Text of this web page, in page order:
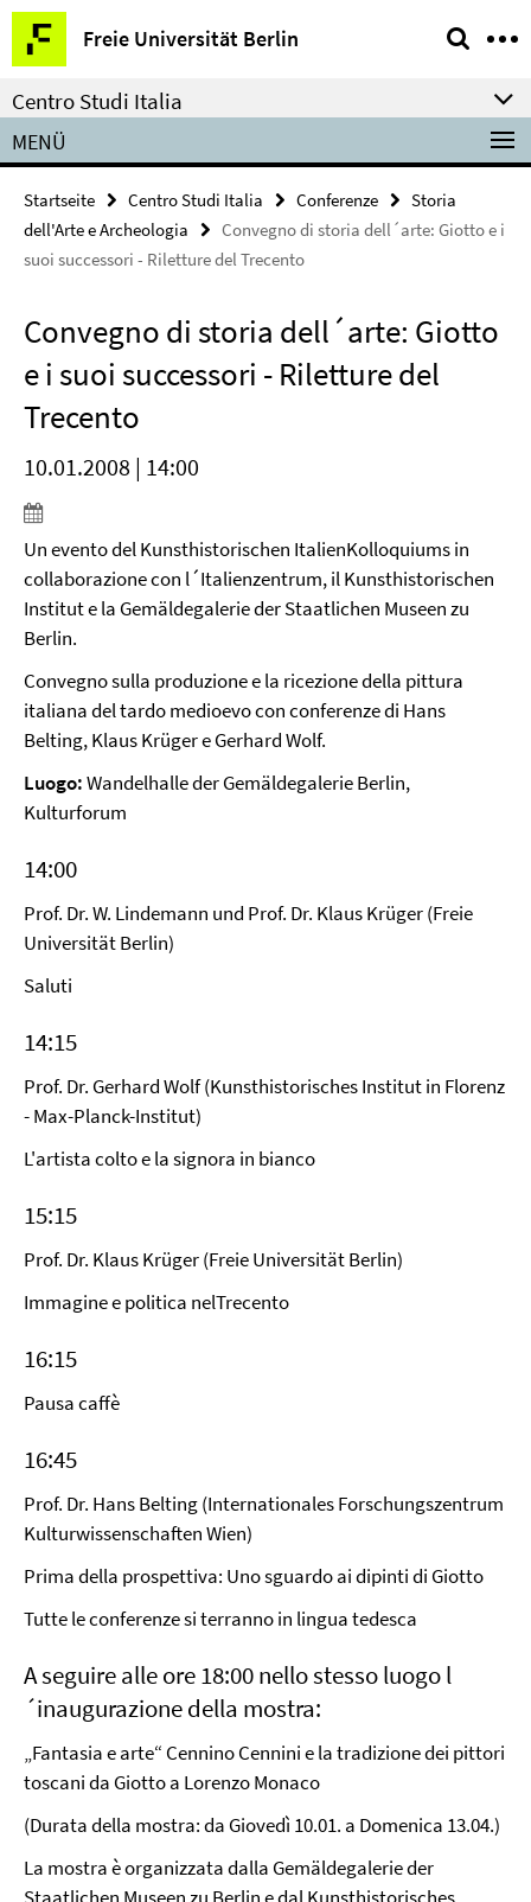
Springe
direkt
zu
Inhalt
Freie Universität Berlin
Service-
Navigation
Centro Studi Italia
MENÜ
Startseite Centro Studi Italia Conferenze
Storia
dell'Arte e Archeologia
Convegno di storia dell´arte: Giotto e i
suoi successori - Riletture del Trecento
Convegno di storia dell´arte: Giotto
e i suoi successori - Riletture del
Trecento
10.01.2008 | 14:00
Un evento del Kunsthistorischen ItalienKolloquiums in
collaborazione con l´Italienzentrum, il Kunsthistorischen
Institut e la Gemäldegalerie der Staatlichen Museen zu
Berlin.
Convegno sulla produzione e la ricezione della pittura
italiana del tardo medioevo con conferenze di Hans
Belting, Klaus Krüger e Gerhard Wolf.
Luogo:Wandelhalle der Gemäldegalerie Berlin,
Kulturforum
14:00
Prof. Dr. W. Lindemann und Prof. Dr. Klaus Krüger (Freie
Universität Berlin)
Saluti
14:15
Prof. Dr. Gerhard Wolf (Kunsthistorisches Institut in Florenz
- Max-Planck-Institut)
L'artista colto e la signora in bianco
15:15
Prof. Dr. Klaus Krüger (Freie Universität Berlin)
Immagine e politica nelTrecento
16:15
Pausa caffè
16:45
Prof. Dr. Hans Belting (Internationales Forschungszentrum
Kulturwissenschaften Wien)
Prima della prospettiva: Uno sguardo ai dipinti di Giotto
Tutte le conferenze si terranno in lingua tedesca
A seguire alle ore 18:00 nello stesso luogo l
´inaugurazione della mostra:
„Fantasia e arte“ Cennino Cennini e la tradizione dei pittori
toscani da Giotto a Lorenzo Monaco
(Durata della mostra: da Giovedì 10.01. a Domenica 13.04.)
La mostra è organizzata dalla Gemäldegalerie der